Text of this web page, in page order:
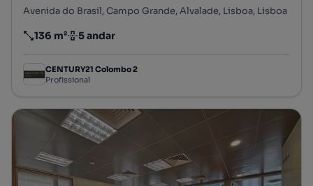
Avenida do Brasil, Campo Grande, Alvalade, Lisboa, Lisboa
Preço por metro quadrado
136 m²
Andar 5 andar
CENTURY21 Colombo 2
Profissional